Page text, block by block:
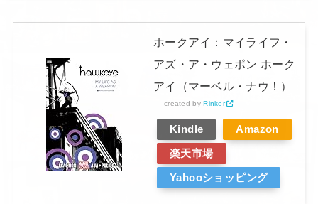
ホークアイ：マイライフ・
アズ・ア・ウェポン ホーク
アイ（マーベル・ナウ！）
created by Rinker
Kindle Amazon
楽天市場
Yahooショッピング